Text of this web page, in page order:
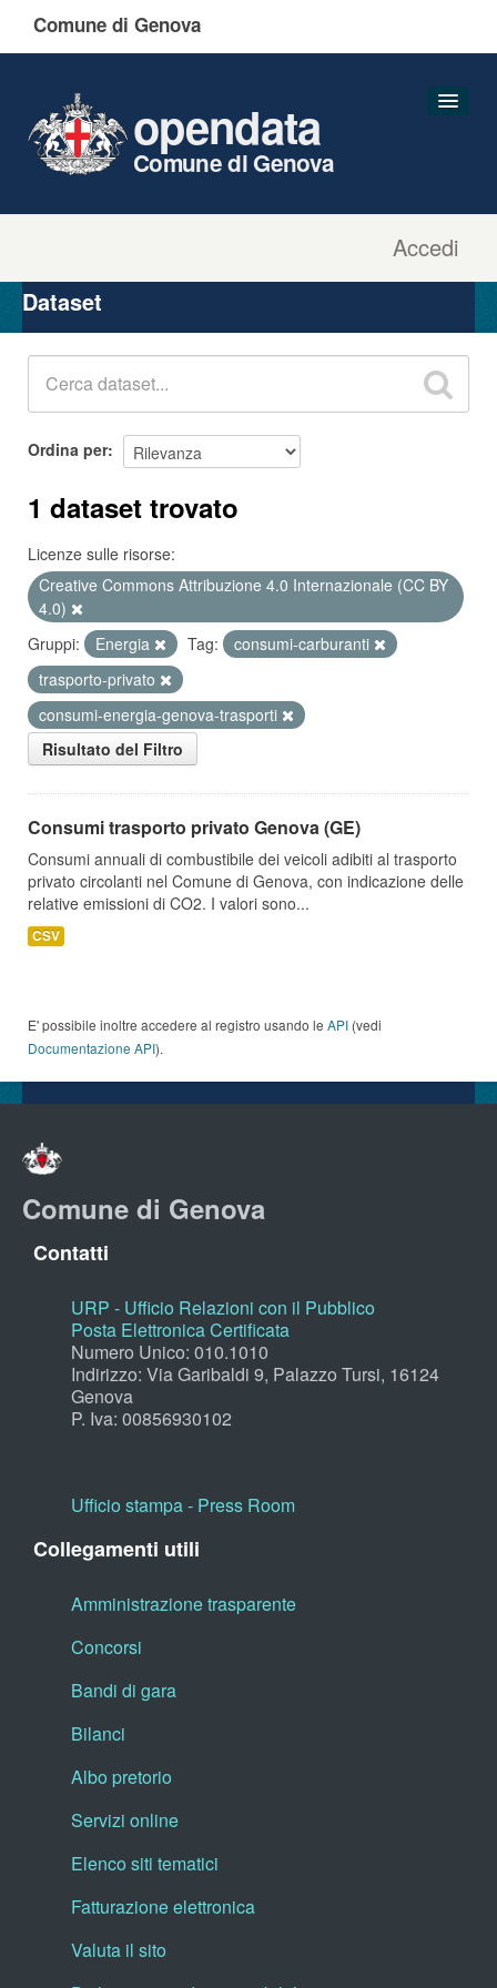
Comune di Genova
Accedi
opendata
Comune di Genova
Organizzazioni
Gruppi
Dataset
Ordina per
1 dataset trovato
Licenze sulle risorse:
Creative Commons Attribuzione 4.0 Internazionale (CC BY
4.0)
Gruppi:
Energia Tag:
consumi-carburanti
trasporto-privato
consumi-energia-genova-trasporti
Risultato del Filtro
Consumi trasporto privato Genova (GE)
Consumi annuali di combustibile dei veicoli adibiti al trasporto
privato circolanti nel Comune di Genova, con indicazione delle
relative emissioni di CO2. I valori sono...
CSV
E' possibile inoltre accedere al registro usando le API (vedi
Documentazione API).
Comune di Genova
Contatti
URP - Ufficio Relazioni con il Pubblico
Posta Elettronica Certificata
Numero Unico: 010.1010
Indirizzo: Via Garibaldi 9, Palazzo Tursi, 16124
Genova
P. Iva: 00856930102
Ufficio stampa - Press Room
Collegamenti utili
Amministrazione trasparente
Concorsi
Bandi di gara
Bilanci
Albo pretorio
Servizi online
Elenco siti tematici
Fatturazione elettronica
Valuta il sito